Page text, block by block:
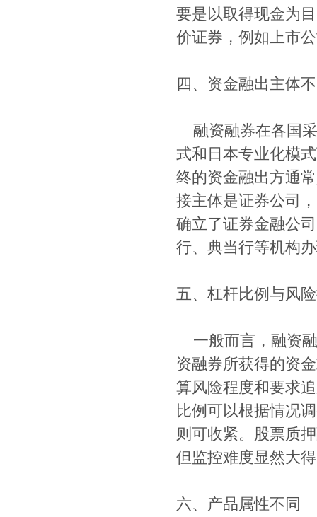
要是以取得现金为
价证券，例如上市
四、资金融出主体
融资融券在各国
式和日本专业化模
终的资金融出方通
接主体是证券公司
确立了证券金融公
行、典当行等机构
五、杠杆比例与风
一般而言，融资
资融券所获得的资
算风险程度和要求
比例可以根据情况
则可收紧。股票质
但监控难度显然大
六、产品属性不同